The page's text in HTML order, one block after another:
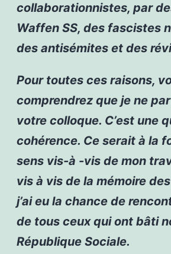
collaborationnistes, par
Waffen SS, des fascistes
des antisémites et des
Pour toutes ces raisons,
comprendrez que je ne
votre colloque. C’est une
cohérence. Ce serait à la
sens vis-à -vis de mon
vis à vis de la mémoire
j’ai eu la chance de
de tous ceux qui ont bâti
République Sociale.